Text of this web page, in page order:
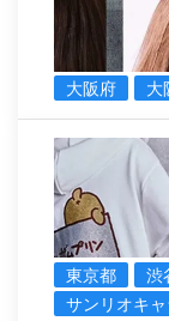
大阪府
大
東京都
渋
サンリオキ